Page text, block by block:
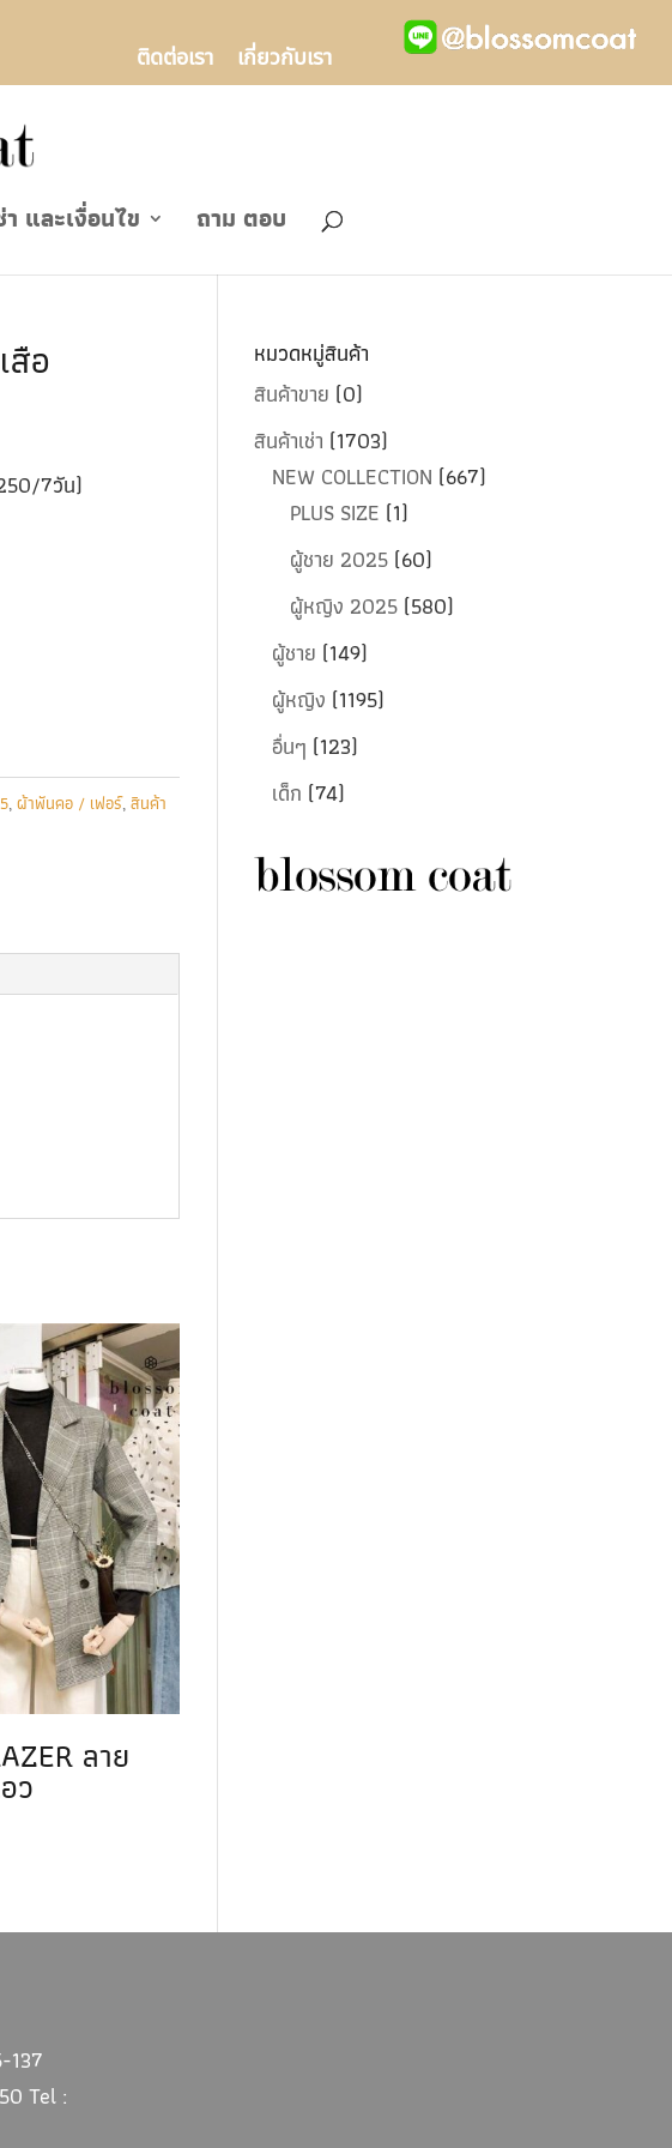
ติดต่อเรา
เกี่ยวกับเรา
า และเงื่อนไข ถาม ตอบ
สือ
7วัน)
,ผ้าพันคอ / เฟอร์,สินค้า
ลาย
ว
หมวดหมู่สินค้า
สินค้าขาย (0)
สินค้าเช่า (1703)
NEW COLLECTION (667)
PLUS SIZE (1)
ผู้ชาย 2025 (60)
ผู้หญิง 2025 (580)
ผู้ชาย (149)
ผู้หญิง (1195)
อื่นๆ (123)
เด็ก (74)
137
Tel :